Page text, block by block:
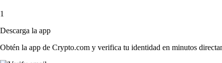
1
Descarga la app
Obtén la app de Crypto.com y verifica tu identidad en minutos